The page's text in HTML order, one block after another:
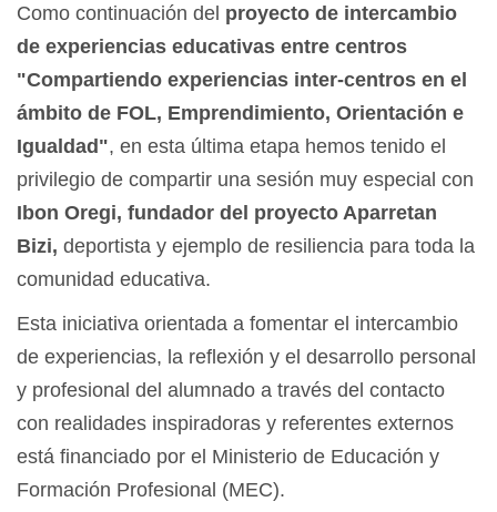
Como continuación del proyecto de intercambio
de experiencias educativas entre centros
"Compartiendo experiencias inter-centros en el
ámbito de FOL, Emprendimiento, Orientación e
Igualdad", en esta última etapa hemos tenido el
privilegio de compartir una sesión muy especial con
Ibon Oregi, fundador del proyecto Aparretan
Bizi, deportista y ejemplo de resiliencia para toda la
comunidad educativa.
Esta iniciativa orientada a fomentar el intercambio
de experiencias, la reflexión y el desarrollo personal
y profesional del alumnado a través del contacto
con realidades inspiradoras y referentes externos
está financiado por el Ministerio de Educación y
Formación Profesional (MEC).